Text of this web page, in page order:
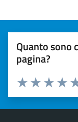
Quanto sono
pagina?
Valuta 3
Valuta 2
Valuta 1 stelle su